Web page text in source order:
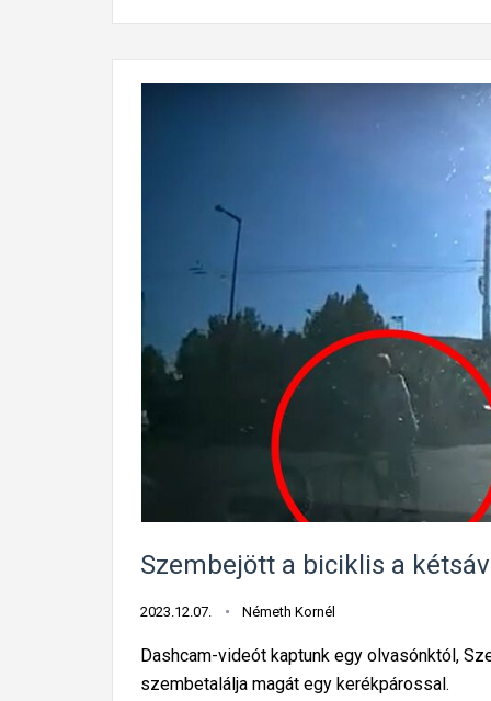
Szembejött a biciklis a
2023.12.07. Németh Kornél
Dashcam-videót kaptunk egy olvasónktól,
szembetalálja magát egy kerékpárossal.